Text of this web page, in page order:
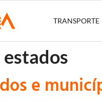
TRANSPORTE
estados
e